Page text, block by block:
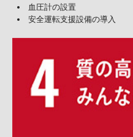
血圧計の設置
安全運転支援設備の導入